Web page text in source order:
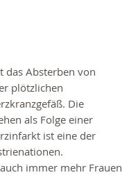
das Absterben von
plötzlichen
Die
als Folge einer
ist eine der
immer mehr Frauen